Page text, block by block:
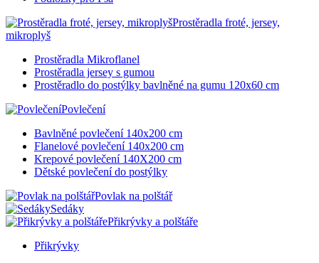
Prostěradla froté, jersey,
mikroplyš
Prostěradla Mikroflanel
Prostěradla jersey s gumou
Prostěradlo do postýlky bavlněné na gumu 120x60 cm
Povlečení
Bavlněné povlečení 140x200 cm
Flanelové povlečení 140x200 cm
Krepové povlečení 140X200 cm
Dětské povlečení do postýlky
Povlak na polštář
Sedáky
Přikrývky a polštáře
Přikrývky